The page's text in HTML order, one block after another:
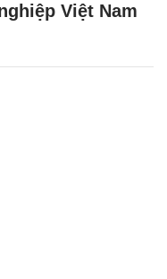
Việt Nam